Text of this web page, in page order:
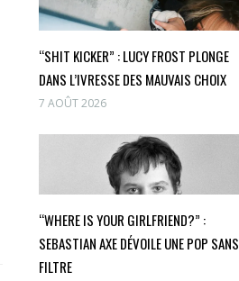
“SHIT KICKER” : LUCY FROST PLONGE
DANS L’IVRESSE DES MAUVAIS CHOIX
7 AOÛT 2026
“WHERE IS YOUR GIRLFRIEND?” :
SEBASTIAN AXE DÉVOILE UNE POP SANS
FILTRE